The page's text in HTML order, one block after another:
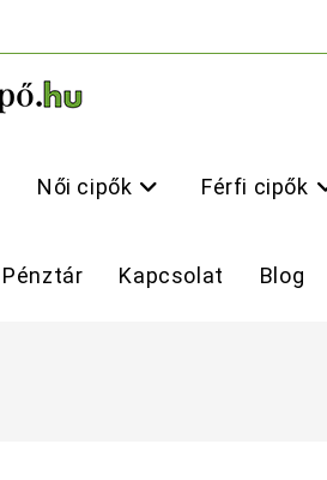
Női cipők Férfi cipők
Pénztár Kapcsolat Blog